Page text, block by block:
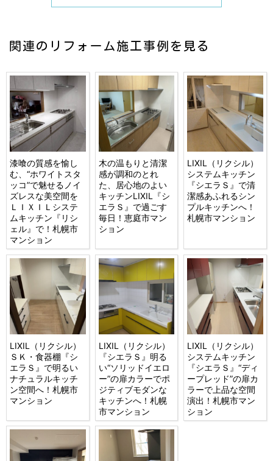
関連のリフォーム施工事例を見る
漆喰の質感を愉し
む、“ホワイトスタ
ッコ”で魅せるノイ
ズレスな美空間を
ＬＩＸＩＬシステ
ムキッチン『リシ
ェル』で！札幌市
マンション
木の温もりと清潔
感が調和のとれ
た、居心地のよい
キッチンLIXIL『シ
エラＳ』で過ごす
毎日！恵庭市マン
ション
LIXIL（リクシル）
システムキッチン
『シエラＳ』で清
潔感あふれるシン
プルキッチンへ！
札幌市マンション
LIXIL（リクシル）
ＳＫ・食器棚『シ
エラＳ』で明るい
ナチュラルキッチ
ン空間へ！札幌市
マンション
LIXIL（リクシル）
『シエラＳ』明る
い“ソリッドイエロ
ー”の扉カラーでポ
ジティブモダンな
キッチンへ！札幌
市マンション
LIXIL（リクシル）
システムキッチン
『シエラＳ』“ディ
ープレッド”の扉カ
ラーで上品な空間
演出！札幌市マン
ション